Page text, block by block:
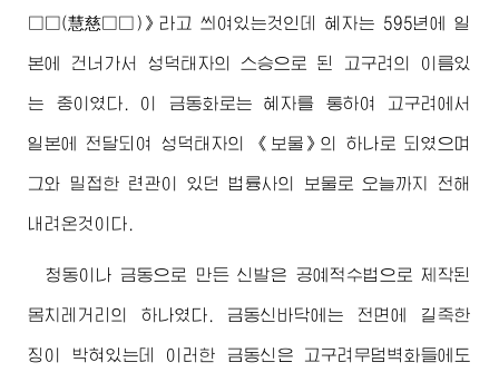
□□(慧慈□□)》라고 씌여있는것인데 혜자는 595년에 일
본에 건너가서 성덕태자의 스승으로 된 고구려의 이름있
는 중이였다. 이 금동화로는 혜자를 통하여 고구려에서
일본에 전달되여 성덕태자의 《보물》의 하나로 되였으며
그와 밀접한 련관이 있던 법륭사의 보물로 오늘까지 전해
내려온것이다.
청동이나 금동으로 만든 신발은 공예적수법으로 제작된
몸치레거리의 하나였다. 금동신바닥에는 전면에 길죽한
징이 박혀있는데 이러한 금동신은 고구려무덤벽화들에도